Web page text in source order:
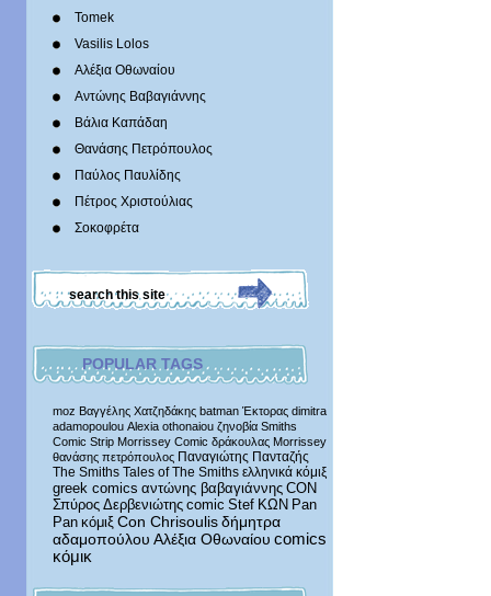
Tomek
Vasilis Lolos
Αλέξια Οθωναίου
Αντώνης Βαβαγιάννης
Βάλια Καπάδαη
Θανάσης Πετρόπουλος
Παύλος Παυλίδης
Πέτρος Χριστούλιας
Σοκοφρέτα
POPULAR TAGS
moz Βαγγέλης Χατζηδάκης batman Έκτορας dimitra
adamopoulou Alexia othonaiou ζηνοβία Smiths
Comic Strip Morrissey Comic δράκουλας Morrissey
θανάσης πετρόπουλος Παναγιώτης Πανταζής
The Smiths Tales of The Smiths ελληνικά κόμιξ
greek comics αντώνης βαβαγιάννης CON
Σπύρος Δερβενιώτης comic Stef ΚΩΝ Pan
Pan κόμιξ Con Chrisoulis δήμητρα
αδαμοπούλου Αλέξια Οθωναίου comics
κόμικ